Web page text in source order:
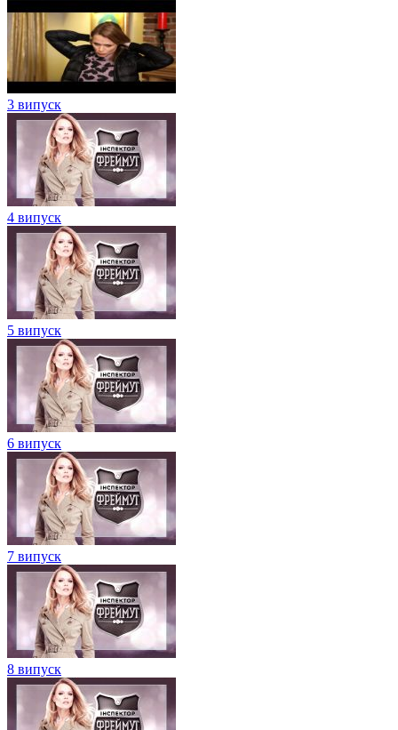
3 випуск
4 випуск
5 випуск
6 випуск
7 випуск
8 випуск